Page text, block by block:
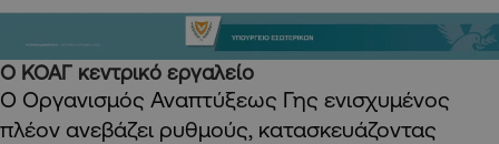
Ο ΚΟΑΓ κεντρικό εργαλείο
Ο Οργανισμός Αναπτύξεως Γης ενισχυμένος
πλέον ανεβάζει ρυθμούς, κατασκευάζοντας